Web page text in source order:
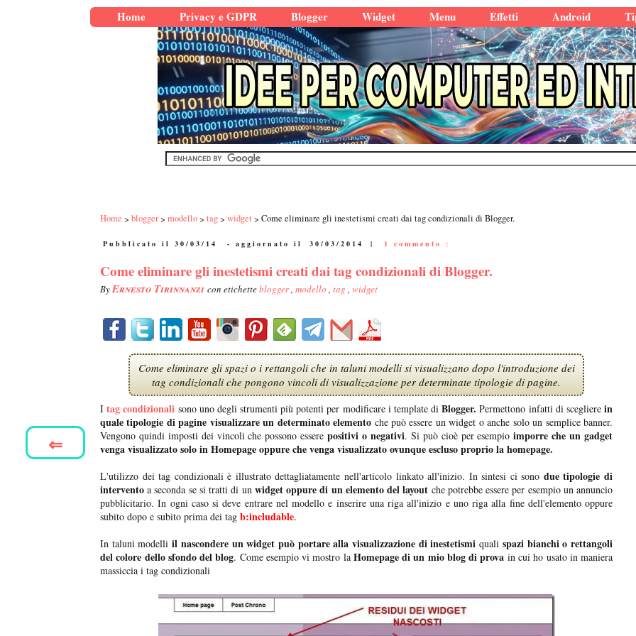
Home Privacy e GDPR Blogger Widget Menu Effetti Android
Home blogger modello tag widget Come eliminare gli inestetismi creati dai tag condizionali di Blogger.
Pubblicato il 30/03/14 - aggiornato il 30/03/2014 | 1 commento :
Come eliminare gli inestetismi creati dai tag condizionali di Blogger.
ByErnesto Tirinnanzi con etichetteblogger, modello , tag , widget
Come eliminare gli spazi o i rettangoli che in taluni modelli si visualizzano dopo l'introduzione dei
tag condizionali che pongono vincoli di visualizzazione per determinate tipologie di pagine.
Itag condizionali sono uno degli strumenti più potenti per modificare i template diBlogger. Permettono infatti di sceglierein
quale tipologie di pagine visualizzare un determinato elemento che può essere un widget o anche solo un semplice banner.
Vengono quindi imposti dei vincoli che possono esserepositivi o negativi. Si può cioè per esempioimporre che un gadget
venga visualizzato solo in Homepage oppure che venga visualizzato ovunque escluso proprio la homepage.
L'utilizzo dei tag condizionali è illustrato dettagliatamente nell'articolo linkato all'inizio. In sintesi ci sono due tipologie di
intervento a seconda se si tratti di un widget oppure di un elemento del layout che potrebbe essere per esempio un annuncio
pubblicitario. In ogni caso si deve entrare nel modello e inserire una riga all'inizio e uno riga alla fine dell'elemento oppure
subito dopo e subito prima dei tag b:includable.
In taluni modelli il nascondere un widget può portare alla visualizzazione di inestetismi quali spazi bianchi o rettangoli
del colore dello sfondo del blog. Come esempio vi mostro la Homepage di un mio blog di prova in cui ho usato in maniera
massiccia i tag condizionali
⇐